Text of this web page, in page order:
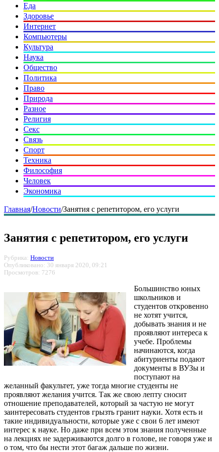
Еда
Здоровье
Интернет
Компьютеры
Культура
Наука
Общество
Политика
Право
Природа
Разное
Религия
Секс
Связь
Спорт
Техника
Философия
Человек
Экономика
Главная/Новости/Занятия с репетитором, его услуги
Занятия с репетитором, его услуги
Рубрика: Новости
Опубликовано: 30 января 2020, 09:21
Просмотров: 7276
Большинство юных
школьников и
студентов откровенно
не хотят учится,
добывать знания и не
проявляют интереса к
учебе. Проблемы
начинаются, когда
абитуриенты подают
документы в ВУЗы и
поступают на
желанный факультет, уже тогда многие студенты не
проявляют желания учится. Так же свою лепту сносит
отношение преподавателей, который за частую не могут
заинтересовать студентов грызть гранит науки. Хотя есть и
такие индивидуальности, которые уже с свои 6 лет имеют
интерес к науке. Но даже при всем этом знания полученные
на лекциях не задерживаются долго в голове, не говоря уже и
о том, что бы нести этот багаж дальше по жизни.